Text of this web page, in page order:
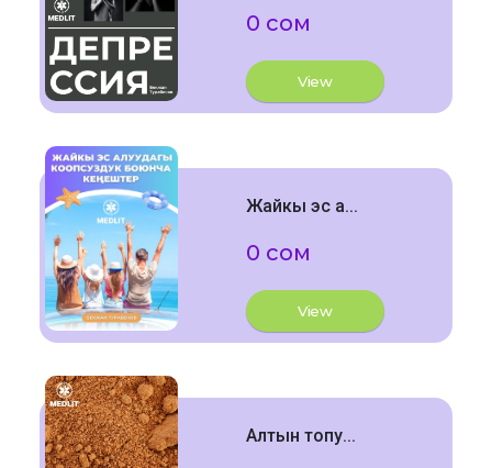
0 сом
View
Жайкы эс а...
0 сом
View
Алтын топу...